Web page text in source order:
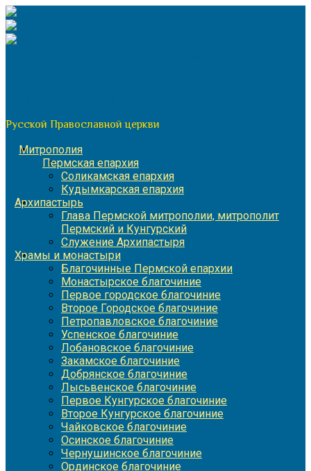
Перейти
к
содержимому
Русской Православной церкви
Митрополия
Пермская епархия
Соликамская епархия
Кудымкарская епархия
Архипастырь
Глава Пермской митрополии, митрополит
Пермский и Кунгурский
Служение Архипастыря
Храмы и монастыри
Благочинные Пермской епархии
Монастырское благочиние
Первое городское благочиние
Второе Городское благочиние
Петропавловское благочиние
Успенское благочиние
Лобановское благочиние
Закамское благочиние
Добрянское благочиние
Лысьвенское благочиние
Первое Кунгурское благочиние
Второе Кунгурское благочиние
Чайковское благочиние
Осинское благочиние
Чернушинское благочиние
Ординское благочиние